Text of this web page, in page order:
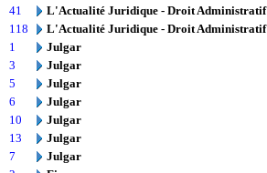
41
L'Actualité Juridique - Droit Administratif
118
L'Actualité Juridique - Droit Administratif
1
Julgar
3
Julgar
5
Julgar
6
Julgar
10
Julgar
13
Julgar
7
Julgar